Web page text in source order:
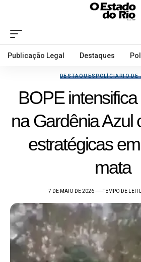
Publicação Legal Destaques
DESTAQUESPOLÍCIARIO DE
BOPE
na Gardênia Azul
estratégicas
mata
7 DE MAIO DE 2026 TEMPO DE